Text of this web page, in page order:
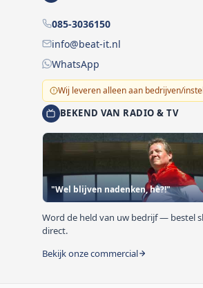
085-3036150
info@beat-it.nl
WhatsApp
Wij leveren alleen aan bedrijven/
BEKEND VAN RADIO & TV
"Wel blijven nadenken, hè?!"
Word de held van uw bedrijf — bestel
direct.
Bekijk onze commercial